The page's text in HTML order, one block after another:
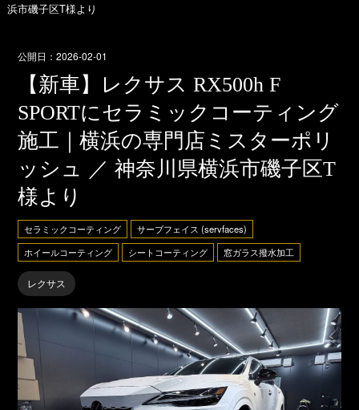
浜市磯子区T様より
公開日：2026-02-01
【新車】レクサス RX500h F
SPORTにセラミックコーティング
施工｜横浜の専門店ミスターポリ
ッシュ ／ 神奈川県横浜市磯子区T
様より
セラミックコーティング
サーブフェイス (servfaces)
ホイールコーティング
シートコーティング 窓ガラス撥水加工
レクサス